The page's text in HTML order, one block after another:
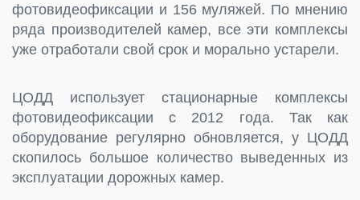
фотовидеофиксации и 156 муляжей. По мнению
ряда производителей камер, все эти комплексы
уже отработали свой срок и морально устарели.
ЦОДД использует стационарные комплексы
фотовидеофиксации с 2012 года. Так как
оборудование регулярно обновляется, у ЦОДД
скопилось большое количество выведенных из
эксплуатации дорожных камер.